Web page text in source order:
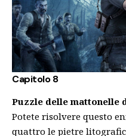
Capitolo 8
Puzzle delle mattonelle
Potete risolvere questo
quattro le pietre